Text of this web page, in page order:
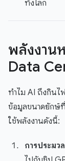
ทั้งโลก
พลังงาน
Data
ทำไม AI ถึงกินไ
ข้อมูลขนาดยักษ์ที่
ใช้พลังงานดังนี้:
การประม